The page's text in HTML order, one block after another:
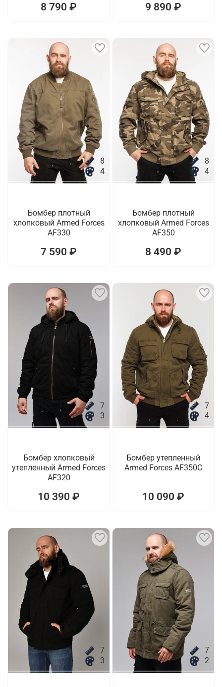
8 790 ₽ 9 890 ₽
8
4
Бомбер плотный
хлопковый Armed Forces
AF330
7 590 ₽
8
4
Бомбер плотный
хлопковый Armed Forces
AF350
8 490 ₽
7
3
Бомбер хлопковый
утепленный Armed Forces
AF320
10 390 ₽
7
4
Бомбер утепленный
Armed Forces AF350C
10 090 ₽
7
3
7
2